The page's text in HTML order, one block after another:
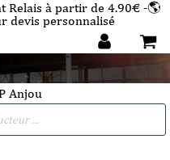
Relais à partir de 4.90€ -🌎
devis personnalisé
Anjou